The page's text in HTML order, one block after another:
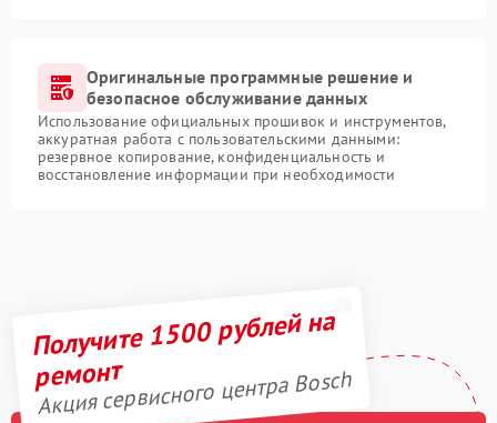
Оригинальные программные решение и
безопасное обслуживание данных
Использование официальных прошивок и инструментов,
аккуратная работа с пользовательскими данными:
резервное копирование, конфиденциальность и
восстановление информации при необходимости
Получите 1500 рублей на
ремонт
Акция сервисного центра Bosch